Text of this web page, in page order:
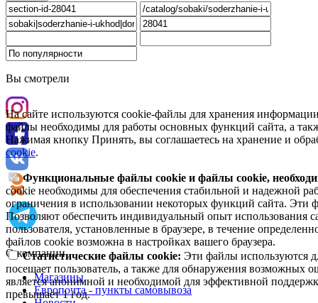
Вы смотрели
На сайте используются cookie-файлы для хранения
файлы необходимы для работы основных функций сайта, а
Нажимая кнопку Принять, вы соглашаетесь на хранение и
cookie.
Функциональные файлы cookie и файлы cookie,
cookie необходимы для обеспечения стабильной и надежной
ограничения в использовании некоторых функций сайта. Эти
Позволяют обеспечить индивидуальный опыт использования
пользователя, установленные в браузере, в течение
файлов cookie возможна в настройках вашего браузера.
Статистические файлы cookie: Эти файлы используются
посещает пользователь, а также для обнаружения возможных
является анонимной и необходимой для эффективной
превышает 1 год.
О компании
Магазины
Европочта - пункты самовывоза